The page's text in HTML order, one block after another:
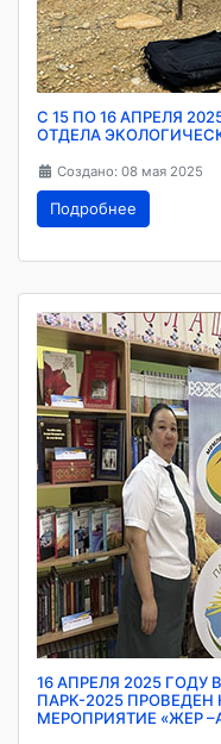
С 15 ПО 16 АПРЕЛЯ
ОТДЕЛА
Создано: 08 мая 2025
Подробнее
16 АПРЕЛЯ 2025
ПАРК-2025
МЕРОПРИЯТИЕ «ЖЕР